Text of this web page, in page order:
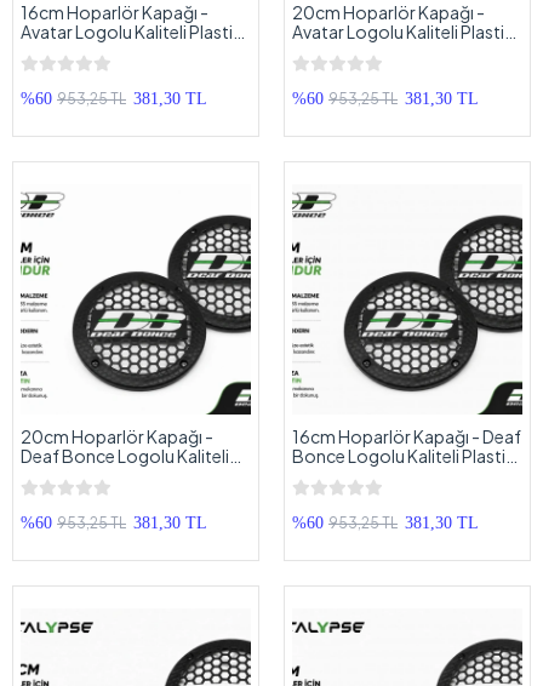
16cm Hoparlör Kapağı -
Avatar Logolu Kaliteli Plastik
Midrange Hoparlör Kapak 16
cm - 2 Adet
%60 953,25 TL 381,30 TL
20cm Hoparlör Kapağı -
Avatar Logolu Kaliteli Plastik
Midrange Hoparlör Kapak 20
cm - 2 Adet
%60 953,25 TL 381,30 TL
20cm Hoparlör Kapağı -
Deaf Bonce Logolu Kaliteli
Plastik Midrange Hoparlör
Kapak 20 cm - 2 Adet
%60 953,25 TL 381,30 TL
16cm Hoparlör Kapağı - Deaf
Bonce Logolu Kaliteli Plastik
Midrange Hoparlör Kapak 16
cm - 2 Adet
%60 953,25 TL 381,30 TL